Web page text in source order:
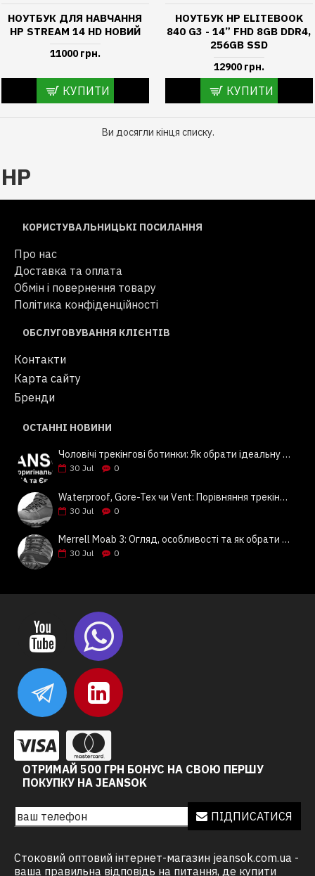
НОУТБУК ДЛЯ НАВЧАННЯ
HP STREAM 14 HD НОВИЙ
11000 грн.
КУПИТИ
НОУТБУК HP ELITEBOOK
840 G3 - 14” FHD 8GB DDR4,
256GB SSD
12900 грн.
КУПИТИ
Ви досягли кінця списку.
HP
КОРИСТУВАЛЬНИЦЬКІ ПОСИЛАННЯ
Про нас
Доставка та оплата
Обмін і повернення товару
Політика конфіденційності
ОБСЛУГОВУВАННЯ КЛІЄНТІВ
Контакти
Карта сайту
Бренди
ОСТАННІ НОВИНИ
Чоловічі трекінгові ботинки: Як обрати ідеальну пару? Поради та огляд Columbia, Keen, Merrell | Jeansok
30 Jul 0
Waterproof, Gore-Tex чи Vent: Порівняння трекінгового взуття Columbia, Keen, Merrell | Jeansok
30 Jul 0
Merrell Moab 3: Огляд, особливості та як обрати | Jeansok
30 Jul 0
ОТРИМАЙ 500 ГРН БОНУС НА СВОЮ ПЕРШУ
ПОКУПКУ НА JEANSOK
ПІДПИСАТИСЯ
Стоковий оптовий інтернет-магазин jeansok.com.ua -
ваша правильна відповідь на питання, де купити